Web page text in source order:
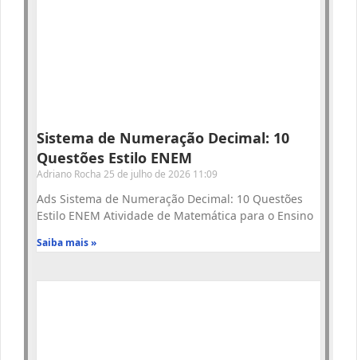
Sistema de Numeração Decimal: 10
Questões Estilo ENEM
Adriano Rocha 25 de julho de 2026 11:09
Ads Sistema de Numeração Decimal: 10 Questões
Estilo ENEM Atividade de Matemática para o Ensino
Saiba mais »